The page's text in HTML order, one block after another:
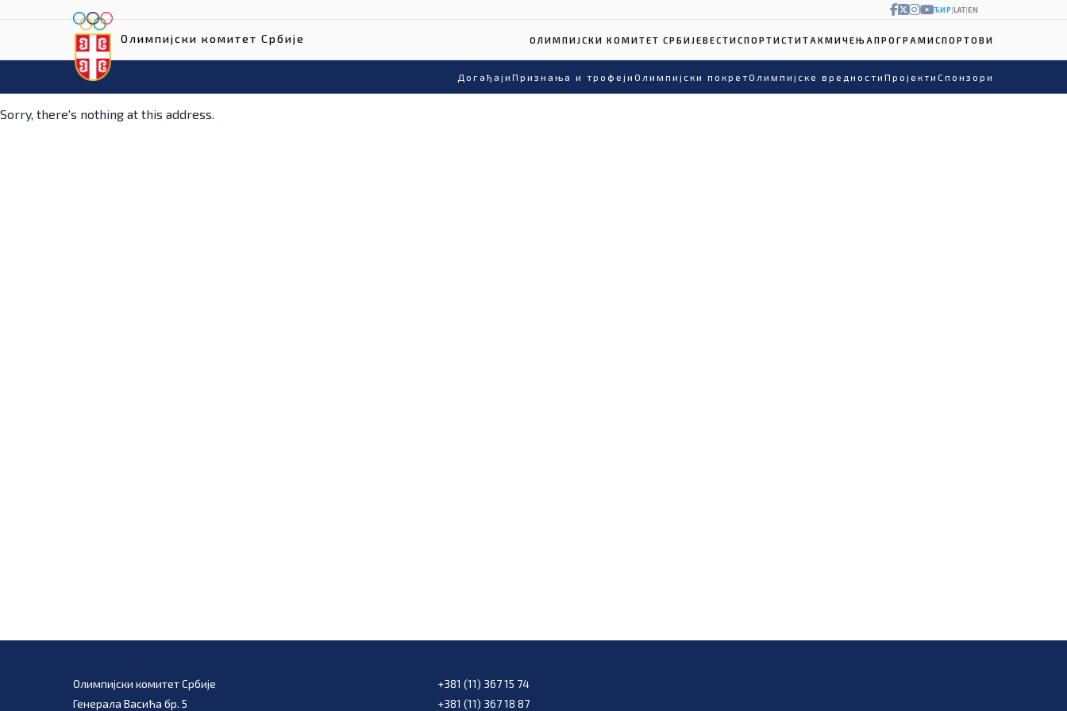
Олимпијски комитет Србије
ЋИР|LAT|EN
ОЛИМПИЈСКИ КОМИТЕТ СРБИЈЕВЕСТИ СПОРТИСТИ ТАКМИЧЕЊА ПРОГРАМИ СПОРТОВИ
Догађаји Признања и трофеји Олимпијски покретОлимпијске вредности Пројекти Спонзори
Sorry, there's nothing at this address.
Олимпијски комитет Србије
Генерала Васића бр. 5
+381 (11) 367 15 74
+381 (11) 367 18 87